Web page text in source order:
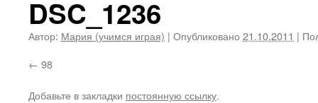
DSC_1236
Автор: Мария (учимся играя) | Опубликовано 21.10.2011 |
98
Добавьте в закладки постоянную ссылку.